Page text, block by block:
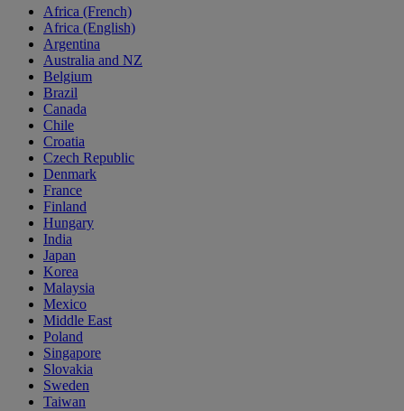
Africa (French)
Africa (English)
Argentina
Australia and NZ
Belgium
Brazil
Canada
Chile
Croatia
Czech Republic
Denmark
France
Finland
Hungary
India
Japan
Korea
Malaysia
Mexico
Middle East
Poland
Singapore
Slovakia
Sweden
Taiwan